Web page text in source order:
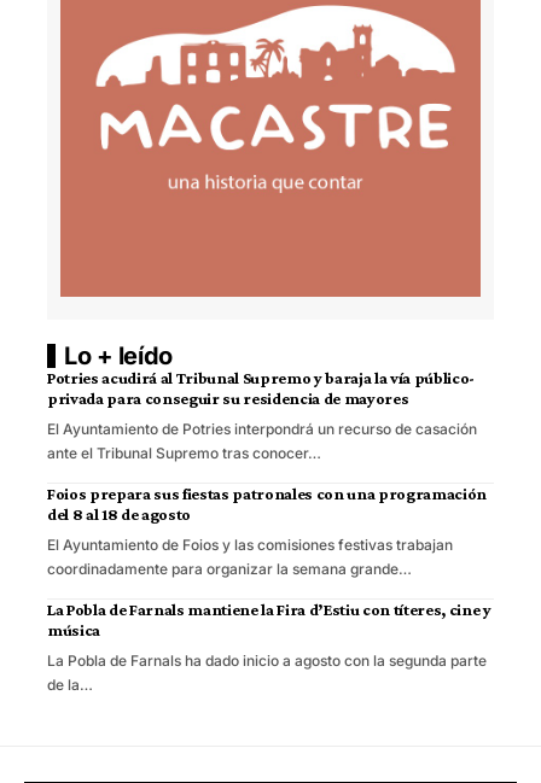
Lo + leído
Potries acudirá al Tribunal Supremo y baraja la vía público-
privada para conseguir su residencia de mayores
El Ayuntamiento de Potries interpondrá un recurso de casación
ante el Tribunal Supremo tras conocer…
Foios prepara sus fiestas patronales con una programación
del 8 al 18 de agosto
El Ayuntamiento de Foios y las comisiones festivas trabajan
coordinadamente para organizar la semana grande…
La Pobla de Farnals mantiene la Fira d’Estiu con títeres, cine y
música
La Pobla de Farnals ha dado inicio a agosto con la segunda parte
de la…